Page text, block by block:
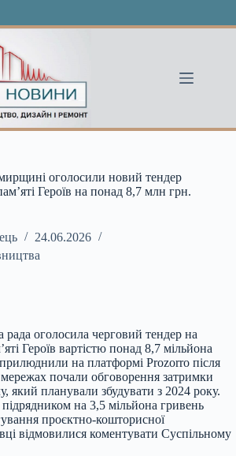
оголосили новий тендер
Героїв на понад 8,7 млн грн.
24.06.2026
рада оголосила черговий тендер на
Героїв вартістю понад 8,7 мільйона
на платформі Prozorro після
почали обговорення затримки
який планували збудувати з 2024 року.
на 3,5 мільйона гривень
проєктно-кошторисної
відмовилися коментувати Суспільному